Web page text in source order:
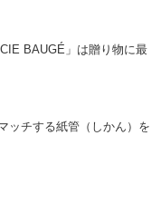
BAUGÉ」は贈り物に最
ッチする紙管（しかん）を